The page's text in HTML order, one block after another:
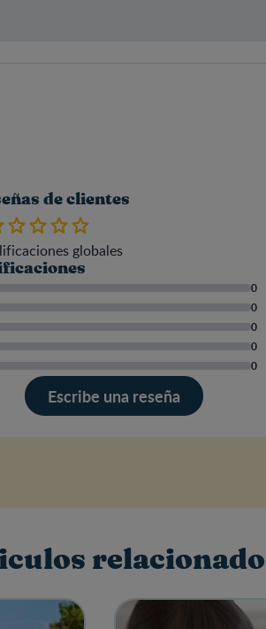
de clientes
globales
0
0
0
0
0
Escribe una reseña